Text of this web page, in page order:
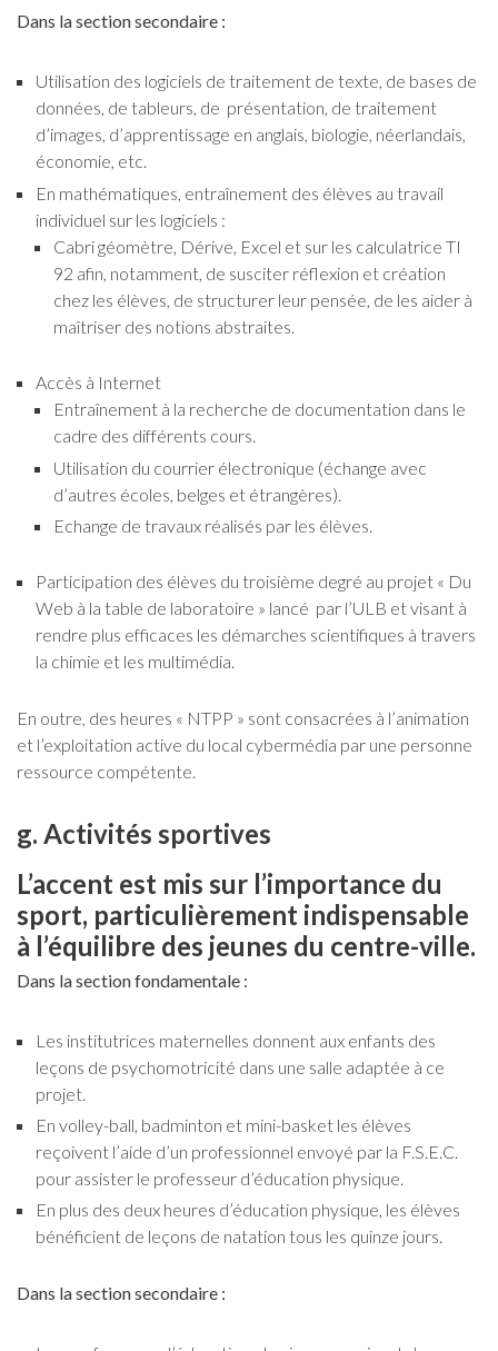
Dans la section secondaire :
Utilisation des logiciels de traitement de texte, de bases de
données, de tableurs, de présentation, de traitement
d’images, d’apprentissage en anglais, biologie, néerlandais,
économie, etc.
En mathématiques, entraînement des élèves au travail
individuel sur les logiciels :
Cabri géomètre, Dérive, Excel et sur les calculatrice TI
92 afin, notamment, de susciter réflexion et création
chez les élèves, de structurer leur pensée, de les aider à
maîtriser des notions abstraites.
Accès à Internet
Entraînement à la recherche de documentation dans le
cadre des différents cours.
Utilisation du courrier électronique (échange avec
d’autres écoles, belges et étrangères).
Echange de travaux réalisés par les élèves.
Participation des élèves du troisième degré au projet « Du
Web à la table de laboratoire » lancé par l’ULB et visant à
rendre plus efficaces les démarches scientifiques à travers
la chimie et les multimédia.
En outre, des heures « NTPP » sont consacrées à l’animation
et l’exploitation active du local cybermédia par une personne
ressource compétente.
g. Activités sportives
L’accent est mis sur l’importance du
sport, particulièrement indispensable
à l’équilibre des jeunes du centre-ville.
Dans la section fondamentale :
Les institutrices maternelles donnent aux enfants des
leçons de psychomotricité dans une salle adaptée à ce
projet.
En volley-ball, badminton et mini-basket les élèves
reçoivent l’aide d’un professionnel envoyé par la F.S.E.C.
pour assister le professeur d’éducation physique.
En plus des deux heures d’éducation physique, les élèves
bénéficient de leçons de natation tous les quinze jours.
Dans la section secondaire :